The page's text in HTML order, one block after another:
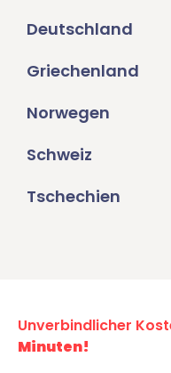
Deutschland
Griechenland
Norwegen
Schweiz
Tschechien
Unverbindlicher
Minuten!